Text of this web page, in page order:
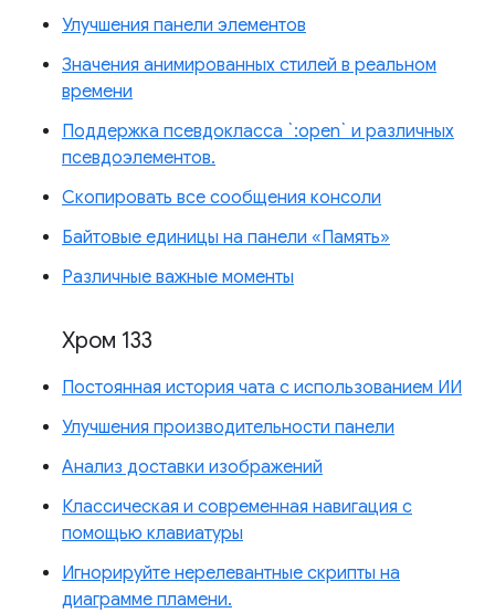
Улучшения панели элементов
Значения анимированных стилей в реальном
времени
Поддержка псевдокласса `:open` и различных
псевдоэлементов.
Скопировать все сообщения консоли
Байтовые единицы на панели «Память»
Различные важные моменты
Хром 133
Постоянная история чата с использованием ИИ
Улучшения производительности панели
Анализ доставки изображений
Классическая и современная навигация с
помощью клавиатуры
Игнорируйте нерелевантные скрипты на
диаграмме пламени.